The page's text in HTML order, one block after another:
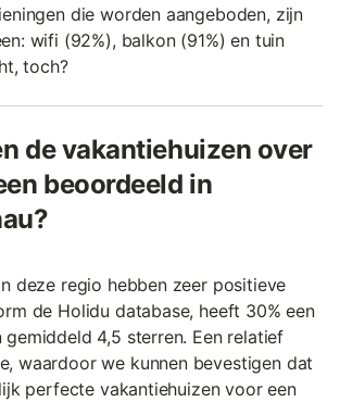
die worden aangeboden, zijn
wifi (92%), balkon (91%) en tuin
toch?
de vakantiehuizen over
beoordeeld in
deze regio hebben zeer positieve
de Holidu database, heeft 30% een
4,5 sterren. Een relatief
waardoor we kunnen bevestigen dat
perfecte vakantiehuizen voor een